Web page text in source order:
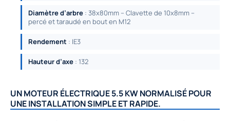
Diamètre d’arbre : 38x80mm – Clavette de 10x8mm –
percé et taraudé en bout en M12
Rendement : IE3
Hauteur d’axe : 132
UN MOTEUR ÉLECTRIQUE 5.5 KW NORMALISÉ POUR
UNE INSTALLATION SIMPLE ET RAPIDE.